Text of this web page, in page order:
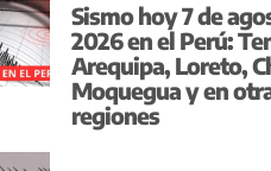
Sismo hoy 7 de
2026 en el Perú:
Arequipa, Loreto,
Moquegua y en
regiones